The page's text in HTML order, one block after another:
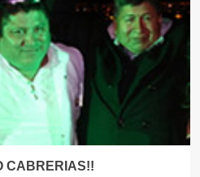
CABRERIAS!!